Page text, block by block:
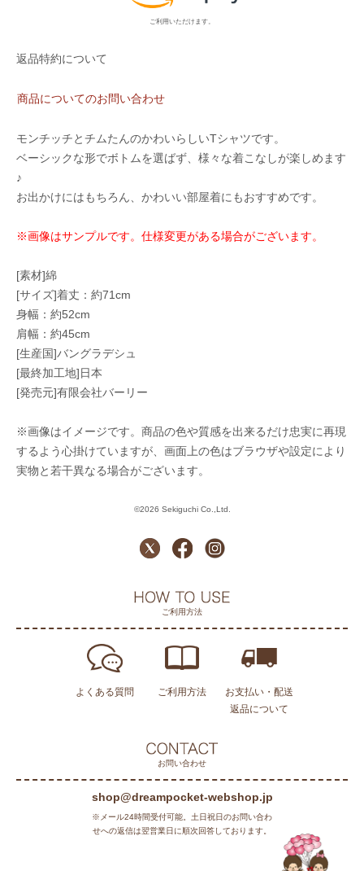
ご利用いただけます。
返品特約について
商品についてのお問い合わせ
モンチッチとチムたんのかわいらしいTシャツです。
ベーシックな形でボトムを選ばず、様々な着こなしが楽しめます
♪
お出かけにはもちろん、かわいい部屋着にもおすすめです。
※画像はサンプルです。仕様変更がある場合がございます。
[素材]綿
[サイズ]着丈：約71cm
身幅：約52cm
肩幅：約45cm
[生産国]バングラデシュ
[最終加工地]日本
[発売元]有限会社バーリー
※画像はイメージです。商品の色や質感を出来るだけ忠実に再現
するよう心掛けていますが、画面上の色はブラウザや設定により
実物と若干異なる場合がございます。
©2026 Sekiguchi Co.,Ltd.
お問い合わせ
shop@dreampocket-webshop.jp
※メール24時間受付可能。土日祝日のお問い合わ
せへの返信は翌営業日に順次回答しております。
ご利用方法
よくある質問 ご利用方法
お支払い・配送
返品について